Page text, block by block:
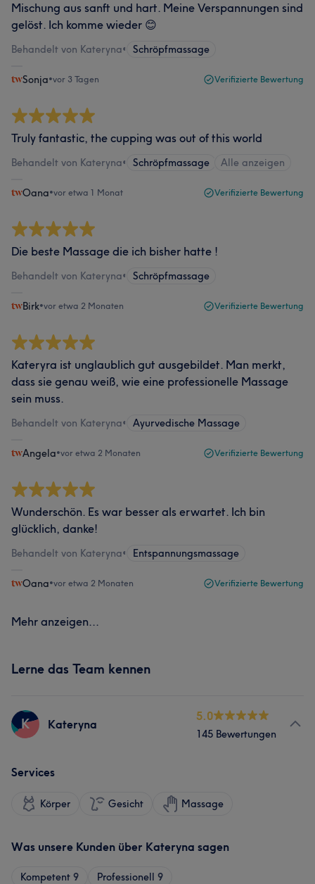
Mischung aus sanft und hart. Meine Verspannungen sind
gelöst. Ich komme wieder 😊
Behandelt von Kateryna• Schröpfmassage
Sonja•vor 3 Tagen Verifizierte Bewertung
Truly fantastic, the cupping was out of this world
Behandelt von Kateryna• Schröpfmassage Alle anzeigen
Oana•vor etwa 1 Monat Verifizierte Bewertung
Die beste Massage die ich bisher hatte !
Behandelt von Kateryna• Schröpfmassage
Birk•vor etwa 2 Monaten Verifizierte Bewertung
Kateryra ist unglaublich gut ausgebildet. Man merkt,
dass sie genau weiß, wie eine professionelle Massage
sein muss.
Behandelt von Kateryna• Ayurvedische Massage
Angela•vor etwa 2 Monaten Verifizierte Bewertung
Wunderschön. Es war besser als erwartet. Ich bin
glücklich, danke!
Behandelt von Kateryna• Entspannungsmassage
Oana•vor etwa 2 Monaten Verifizierte Bewertung
Mehr anzeigen...
Lerne das Team kennen
K Kateryna
5.0
145 Bewertungen
Services
Körper Gesicht Massage
Was unsere Kunden über Kateryna sagen
Kompetent 9 Professionell 9